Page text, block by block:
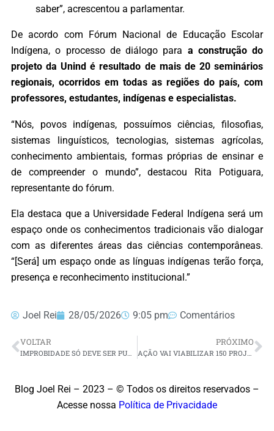
saber”, acrescentou a parlamentar.
De acordo com Fórum Nacional de Educação Escolar
Indígena, o processo de diálogo para a construção do
projeto da Unind é resultado de mais de 20 seminários
regionais, ocorridos em todas as regiões do país, com
professores, estudantes, indígenas e especialistas.
“Nós, povos indígenas, possuímos ciências, filosofias,
sistemas linguísticos, tecnologias, sistemas agrícolas,
conhecimento ambientais, formas próprias de ensinar e
de compreender o mundo”, destacou Rita Potiguara,
representante do fórum.
Ela destaca que a Universidade Federal Indígena será um
espaço onde os conhecimentos tradicionais vão dialogar
com as diferentes áreas das ciências contemporâneas.
“[Será] um espaço onde as línguas indígenas terão força,
presença e reconhecimento institucional.”
Joel Rei 28/05/2026 9:05 pm Comentários
VOLTAR
IMPROBIDADE SÓ DEVE SER PUNIDA SE HOUVER INTENÇÃO DO AGENTE, DIZ STF
PRÓXIMO
AÇÃO VAI VIABILIZAR 150 PROJETOS DE CARCINICULTURA NO INTERIOR DO RN
Blog Joel Rei – 2023 – © Todos os direitos reservados –
Acesse nossa Política de Privacidade